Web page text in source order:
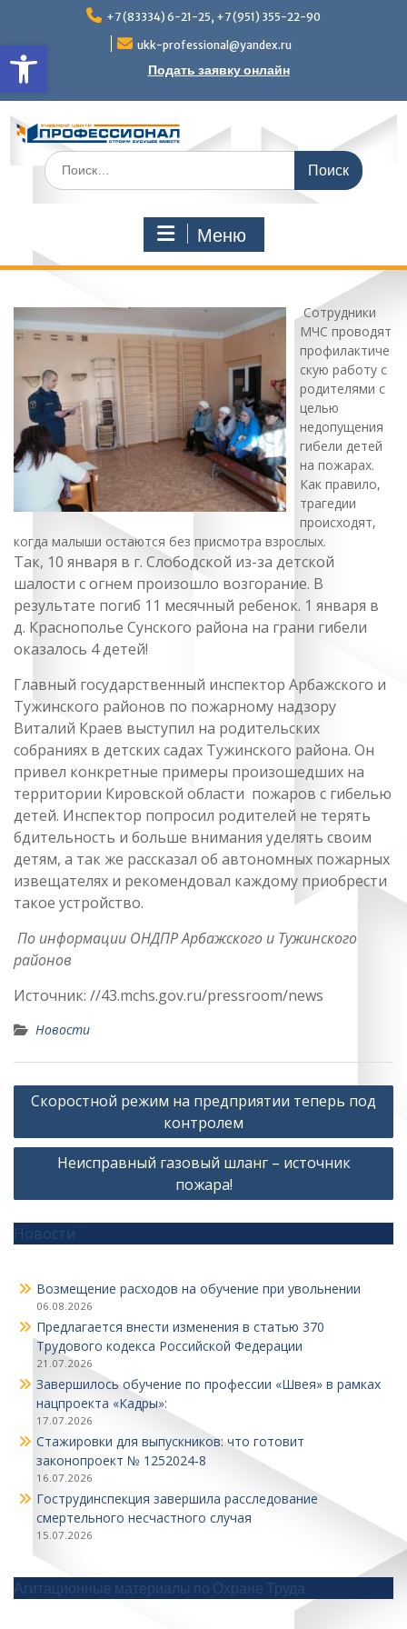
Открыть панель
содержимому
+7 (83334) 6-21-25, +7 (951) 355-22-90
ukk-professional@yandex.ru
Подать заявку онлайн
Поиск
по:
Меню
Сотрудники
МЧС проводят
профилактиче
скую работу с
родителями с
целью
недопущения
гибели детей
на пожарах.
Как правило,
трагедии
происходят,
когда малыши остаются без присмотра взрослых.
Так, 10 января в г. Слободской из-за детской
шалости с огнем произошло возгорание. В
результате погиб 11 месячный ребенок. 1 января в
д. Краснополье Сунского района на грани гибели
оказалось 4 детей!
Главный государственный инспектор Арбажского и
Тужинского районов по пожарному надзору
Виталий Краев выступил на родительских
собраниях в детских садах Тужинского района. Он
привел конкретные примеры произошедших на
территории Кировской области пожаров с гибелью
детей. Инспектор попросил родителей не терять
бдительность и больше внимания уделять своим
детям, а так же рассказал об автономных пожарных
извещателях и рекомендовал каждому приобрести
такое устройство.
По информации ОНДПР Арбажского и Тужинского
районов
Источник: //43.mchs.gov.ru/pressroom/news
Новости
Навигация
записям
Скоростной режим на предприятии теперь под
контролем
Неисправный газовый шланг – источник
пожара!
Новости
Возмещение расходов на обучение при увольнении
06.08.2026
Предлагается внести изменения в статью 370
Трудового кодекса Российской Федерации
21.07.2026
Завершилось обучение по профессии «Швея» в рамках
нацпроекта «Кадры»:
17.07.2026
Стажировки для выпускников: что готовит
законопроект № 1252024‑8
16.07.2026
Гострудинспекция завершила расследование
смертельного несчастного случая
15.07.2026
Агитационные материалы по Охране Труда